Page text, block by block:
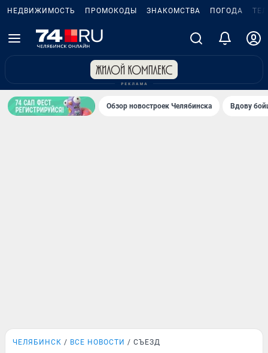
НЕДВИЖИМОСТЬ ПРОМОКОДЫ ЗНАКОМСТВА ПОГОДА
Обзор новостроек Челябинска Вдову
ЧЕЛЯБИНСК ВСЕ НОВОСТИ СЪЕЗД